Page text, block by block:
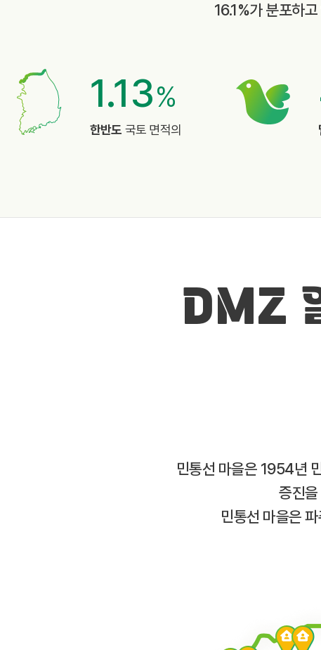
16.1%가 분포하
1.13%
한반도 국토 면적의
DMZ
민통선 마을은 1954년
증진
민통선 마을은